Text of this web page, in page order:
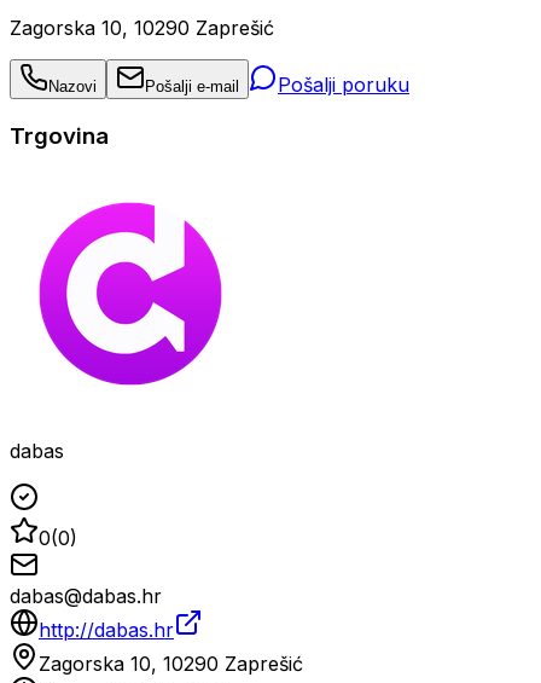
Zagorska 10, 10290 Zaprešić
Nazovi Pošalji e-mail Pošalji poruku
Trgovina
dabas
0(0)
dabas@dabas.hr
http://dabas.hr
Zagorska 10, 10290 Zaprešić